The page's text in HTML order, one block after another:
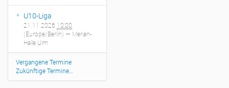
U10-Liga
21.11.2026 10:00
(Europe/Berlin) — Merian-
Halle Ulm
Vergangene Termine
Zukünftige Termine…